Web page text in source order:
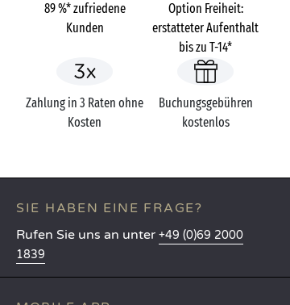
89 %* zufriedene
Kunden
Option Freiheit:
erstatteter Aufenthalt
bis zu T-14*
Zahlung in 3 Raten ohne
Kosten
Buchungsgebühren
kostenlos
SIE HABEN EINE FRAGE?
Rufen Sie uns an unter +49 (0)69 2000
1839